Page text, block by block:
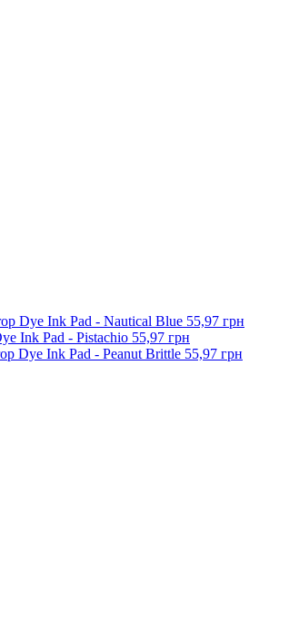
Dye Ink Pad - Nautical Blue 55,97 грн
Ink Pad - Pistachio 55,97 грн
Dye Ink Pad - Peanut Brittle 55,97 грн